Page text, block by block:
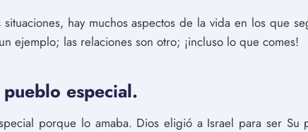
hay muchos aspectos de la vida en los que
ejemplo; las relaciones son otro; ¡incluso lo que comes!
especial.
porque lo amaba. Dios eligió a Israel para ser Su